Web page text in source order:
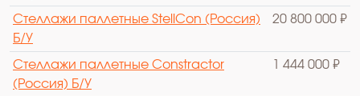
Стеллажи паллетные StellCon (Россия)
Б/У
20 800 000 ₽
Стеллажи паллетные Constractor
(Россия) Б/У
1 444 000 ₽